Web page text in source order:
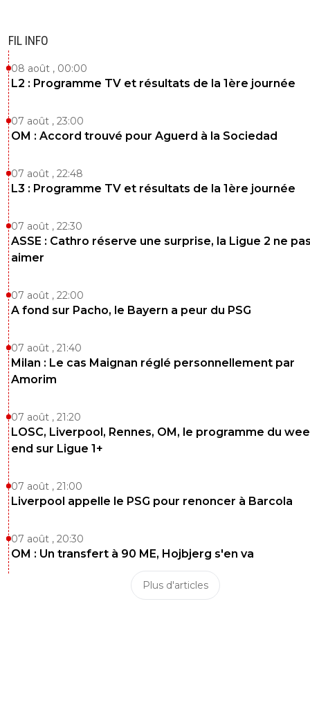
FIL INFO
08 août , 00:00
L2 : Programme TV et résultats de la 1ère journée
07 août , 23:00
OM : Accord trouvé pour Aguerd à la Sociedad
07 août , 22:48
L3 : Programme TV et résultats de la 1ère journée
07 août , 22:30
ASSE : Cathro réserve une surprise, la Ligue 2 ne
aimer
07 août , 22:00
A fond sur Pacho, le Bayern a peur du PSG
07 août , 21:40
Milan : Le cas Maignan réglé personnellement par
Amorim
07 août , 21:20
LOSC, Liverpool, Rennes, OM, le programme du
end sur Ligue 1+
07 août , 21:00
Liverpool appelle le PSG pour renoncer à Barcola
07 août , 20:30
OM : Un transfert à 90 ME, Hojbjerg s'en va
Plus d'articles